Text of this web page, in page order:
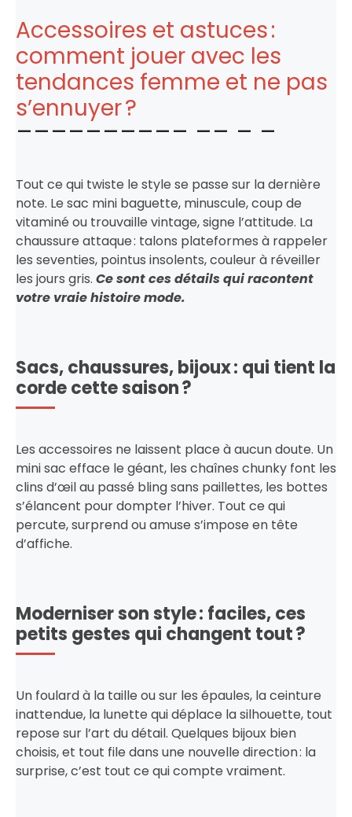
Accessoires et astuces :
comment jouer avec les
tendances femme et ne pas
s’ennuyer ?
Tout ce qui twiste le style se passe sur la dernière
note. Le sac mini baguette, minuscule, coup de
vitaminé ou trouvaille vintage, signe l’attitude. La
chaussure attaque : talons plateformes à rappeler
les seventies, pointus insolents, couleur à réveiller
les jours gris. Ce sont ces détails qui racontent
votre vraie histoire mode.
Sacs, chaussures, bijoux : qui tient la
corde cette saison ?
Les accessoires ne laissent place à aucun doute. Un
mini sac efface le géant, les chaînes chunky font les
clins d’œil au passé bling sans paillettes, les bottes
s’élancent pour dompter l’hiver. Tout ce qui
percute, surprend ou amuse s’impose en tête
d’affiche.
Moderniser son style : faciles, ces
petits gestes qui changent tout ?
Un foulard à la taille ou sur les épaules, la ceinture
inattendue, la lunette qui déplace la silhouette, tout
repose sur l’art du détail. Quelques bijoux bien
choisis, et tout file dans une nouvelle direction : la
surprise, c’est tout ce qui compte vraiment.